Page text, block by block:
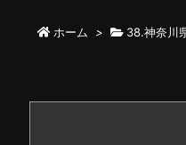
ホーム > 38.神奈川